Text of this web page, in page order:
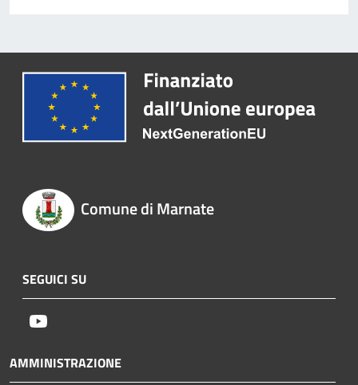
Comune di Marnate
SEGUICI SU
AMMINISTRAZIONE